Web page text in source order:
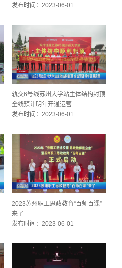
发布时间：2023-06-01
轨交6号线苏州大学站主体结构封顶
全线预计明年开通运营
发布时间：2023-06-01
2023苏州职工思政教育“百师百课”
来了
发布时间：2023-06-01